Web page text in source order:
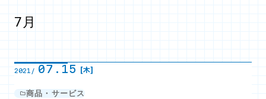
7月
2021/ 07.15 [木]
商品・サービス